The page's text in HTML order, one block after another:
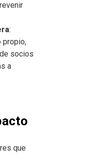
:
propio,
socios
a
que